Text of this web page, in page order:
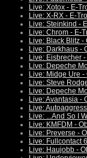
Live: Xotox - E-
Live: X-RX - E-
Live: Steinkind -
Live: Chrom - E-
Live: Black Blitz
Live: Darkhaus -
Live: Eisbrecher
Live: Depeche
Live: Midge Ure
Live: Steve
Live: Depeche
Live: Avantasia -
Live:
Live: ...And So I
Live: KMFDM -
Live: Preverse -
Live: Fullcontact
Live: Haujobb -